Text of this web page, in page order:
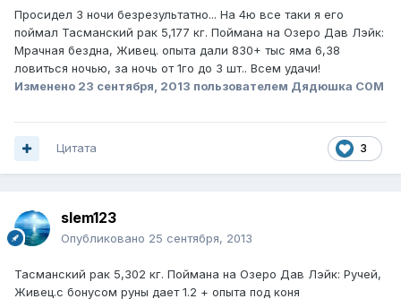
Просидел 3 ночи безрезультатно... На 4ю все таки я его
поймал Тасманский рак 5,177 кг. Поймана на Озеро Дав Лэйк:
Мрачная бездна, Живец. опыта дали 830+ тыс яма 6,38
ловиться ночью, за ночь от 1го до 3 шт.. Всем удачи!
Изменено 23 сентября, 2013 пользователем Дядюшка С0М
3
Цитата
slem123
Опубликовано 25 сентября, 2013
Тасманский рак 5,302 кг. Поймана на Озеро Дав Лэйк: Ручей,
Живец.с бонусом руны дает 1.2 + опыта под коня